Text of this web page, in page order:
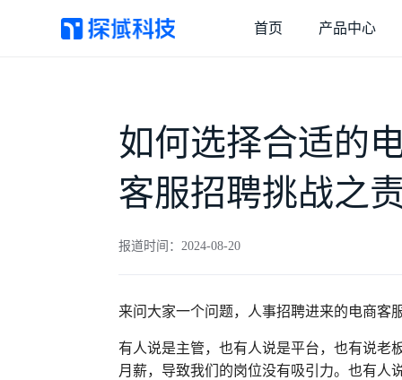
首页 产品中心
抖店外呼
抖店用户和订单强触达
如何选择合适的
客服招聘挑战之
报道时间：2024-08-20
来问大家一个问题，人事招聘进来的电商客
有人说是主管，也有人说是平台，也有说老
月薪，导致我们的岗位没有吸引力。也有人